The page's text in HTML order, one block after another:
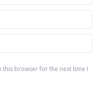
this browser for the next time I